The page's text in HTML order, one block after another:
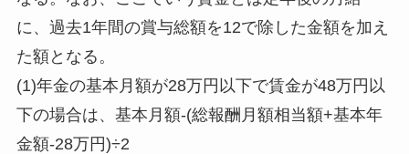
に、過去1年間の賞与総額を12で除した金額を加え
た額となる。
(1)年金の基本月額が28万円以下で賃金が48万円以
下の場合は、基本月額-(総報酬月額相当額+基本年
金額-28万円)÷2